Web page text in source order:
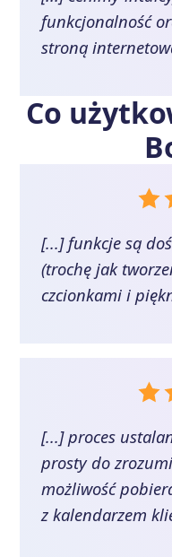
funkcjonalność
stroną
Co
[...] funkcje są
(trochę jak
czcionkami i
[...] proces
prosty do
możliwość
z kalendarzem